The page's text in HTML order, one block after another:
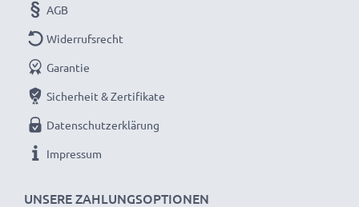
UNSERE ZAHLUNGSOPTIONEN
AGB
Widerrufsrecht
Garantie
Sicherheit & Zertifikate
Datenschutzerklärung
Impressum